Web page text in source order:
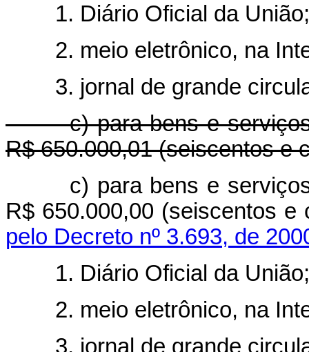
1. Diário Oficial da União;
2. meio eletrônico, na
3. jornal de grande
c) para bens e serviços
R$ 650.000,01 (seiscentos e
c) para bens e
R$ 650.000,00 (seiscentos
pelo Decreto nº 3.693, de
1. Diário Oficial da União;
2. meio eletrônico, na
3. jornal de grande